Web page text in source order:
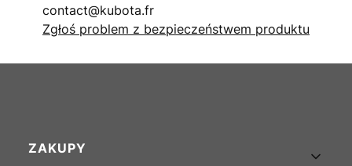
contact@kubota.fr
Zgłoś problem z bezpieczeństwem produktu
Linki w stopce
ZAKUPY